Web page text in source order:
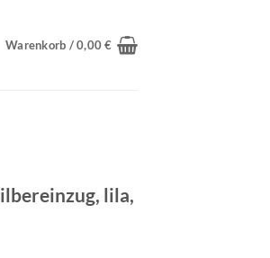
Warenkorb /0,00€
lila,